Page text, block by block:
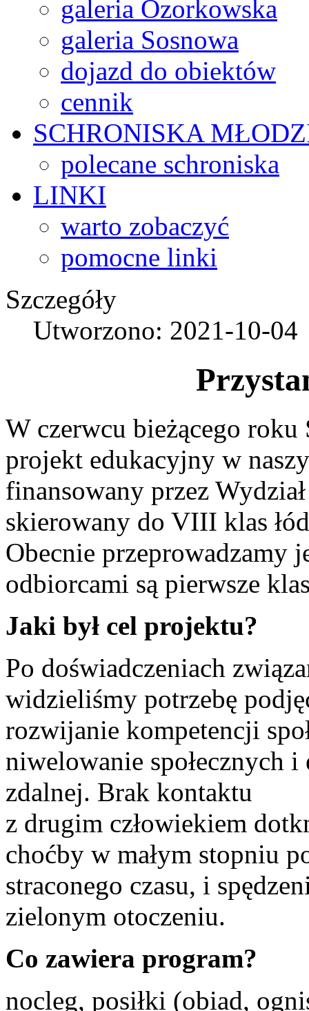
galeria Ozorkowska
galeria Sosnowa
dojazd do obiektów
cennik
SCHRONISKA
polecane schroniska
LINKI
warto zobaczyć
pomocne linki
Szczegóły
Utworzono: 2021-10-04
W czerwcu bieżącego roku
projekt edukacyjny w
finansowany przez
skierowany do VIII klas
Obecnie przeprowadzamy
odbiorcami są pierwsze
Jaki był cel projektu?
Po doświadczeniach
widzieliśmy potrzebę
rozwijanie kompetencji
niwelowanie społecznych
zdalnej. Brak kontaktu
z drugim człowiekiem
choćby w małym stopniu
straconego czasu, i
zielonym otoczeniu.
Co zawiera program?
nocleg, posiłki (obiad,